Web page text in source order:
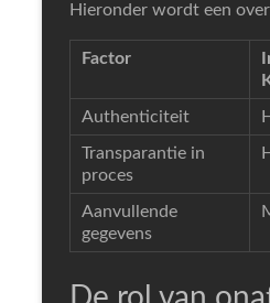
Hieronder wordt een
Factor
Authenticiteit
Transparantie in
proces
Aanvullende
gegevens